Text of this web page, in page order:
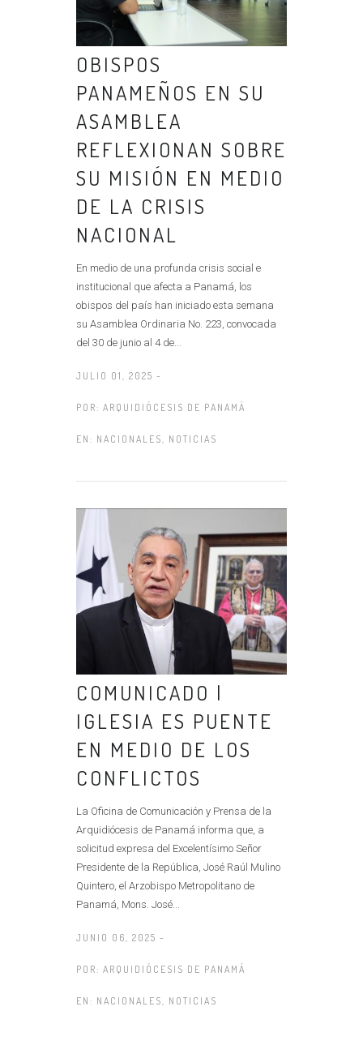
OBISPOS
PANAMEÑOS EN SU
ASAMBLEA
REFLEXIONAN SOBRE
SU MISIÓN EN MEDIO
DE LA CRISIS
NACIONAL
En medio de una profunda crisis social e
institucional que afecta a Panamá, los
obispos del país han iniciado esta semana
su Asamblea Ordinaria No. 223, convocada
del 30 de junio al 4 de...
JULIO 01, 2025 -
POR: ARQUIDIÓCESIS DE PANAMÁ
EN: NACIONALES, NOTICIAS
COMUNICADO |
IGLESIA ES PUENTE
EN MEDIO DE LOS
CONFLICTOS
La Oficina de Comunicación y Prensa de la
Arquidiócesis de Panamá informa que, a
solicitud expresa del Excelentísimo Señor
Presidente de la República, José Raúl Mulino
Quintero, el Arzobispo Metropolitano de
Panamá, Mons. José...
JUNIO 06, 2025 -
POR: ARQUIDIÓCESIS DE PANAMÁ
EN: NACIONALES NOTICIAS